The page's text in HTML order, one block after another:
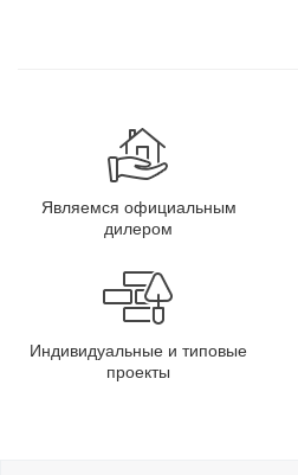
Являемся официальным
дилером
Индивидуальные и типовые
проекты